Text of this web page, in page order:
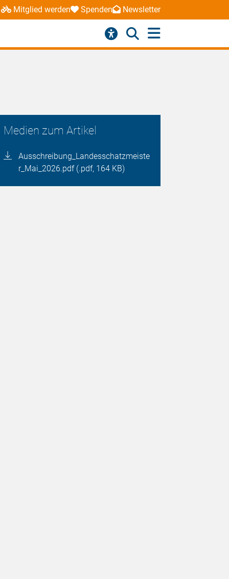
Mitglied werden Spenden Newsletter
Medien zum Artikel
Ausschreibung_Landesschatzmeiste
r_Mai_2026.pdf (.pdf, 164 KB)